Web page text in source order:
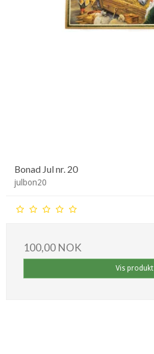
Bonad Jul nr. 20
julbon20
100,00 NOK
Vis produkt